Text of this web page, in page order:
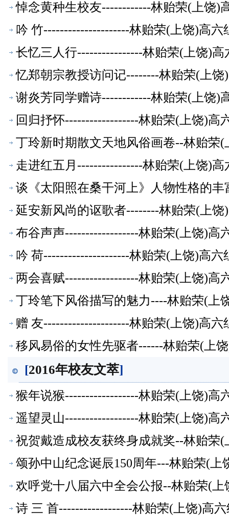
悼念黄种生校友------------林贻荣(上饶)
吟 竹---------------------林贻荣(上饶)高六
长忆三人行----------------林贻荣(上饶)高
忆郑朝宗教授访问记--------林贻荣(上
谢炎芳同学赠诗------------林贻荣(上饶)
回归抒怀------------------林贻荣(上饶)高
丁玲新时期散文天地风俗画卷--林贻荣
走进红五月----------------林贻荣(上饶)高
谈《太阳照在桑干河上》人物性格的
延安新风尚的讴歌者--------林贻荣(上
布谷声声------------------林贻荣(上饶)高
吟 荷---------------------林贻荣(上饶)高六
两会喜赋------------------林贻荣(上饶)高
丁玲笔下风俗描写的魅力----林贻荣(上
赠 友---------------------林贻荣(上饶)高六
移风易俗的女性先驱者------林贻荣(上
[2016年校友文萃]
猴年说猴------------------林贻荣(上饶)高
遥望灵山------------------林贻荣(上饶)高
祝贺戴造成校友获终身成就奖--林贻荣
颂孙中山纪念诞辰150周年---林贻荣(上
欢呼党十八届六中全会公报--林贻荣(
诗 三 首------------------林贻荣(上饶)高